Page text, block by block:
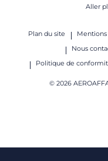
Plan du site
Nous
Politique de
© 2026
Aller